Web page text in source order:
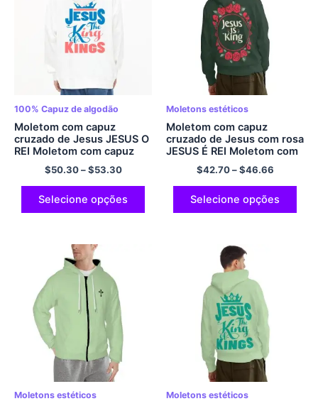
100% Capuz de algodão
Moletom com capuz
cruzado de Jesus JESUS ​​O
REI Moletom com capuz
rosa e azul com capuz
grande 100% Conforto
aconchegante de algodão
e moletom macio
$50.30–$53.30
Selecione opções
Moletons estéticos
Moletom com capuz
cruzado de Jesus com rosa
JESUS ​​​​É REI Moletom com
capuz verde oliva para
homens e mulheres
Moletom com capuz de
poliéster de grandes
dimensões Moletom com
$42.70–$46.66
Selecione opções
Moletons estéticos Moletons estéticos